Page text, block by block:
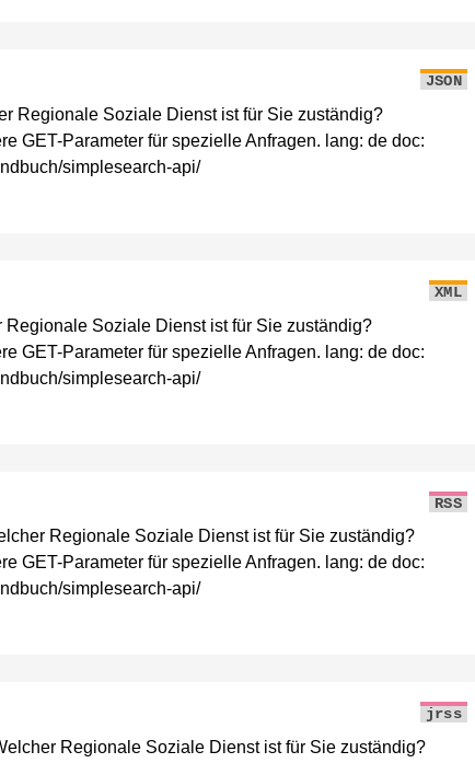
JSON
Regionale Soziale Dienst ist für Sie zuständig?
GET-Parameter für spezielle Anfragen. lang: de doc:
simplesearch-api/
XML
Soziale Dienst ist für Sie zuständig?
GET-Parameter für spezielle Anfragen. lang: de doc:
simplesearch-api/
RSS
Regionale Soziale Dienst ist für Sie zuständig?
GET-Parameter für spezielle Anfragen. lang: de doc:
simplesearch-api/
jrss
Regionale Soziale Dienst ist für Sie zuständig?